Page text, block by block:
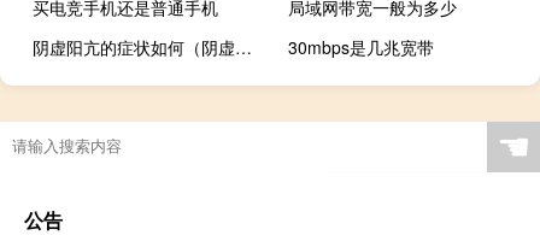
买电竞手机还是普通手机
局域网带宽一般为多少
阴虚阳亢的症状如何（阴虚阳亢的症状）
30mbps是几兆宽带
☚
公告